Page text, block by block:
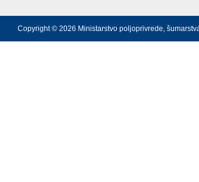
Copyright © 2026 Ministarstvo poljoprivrede,